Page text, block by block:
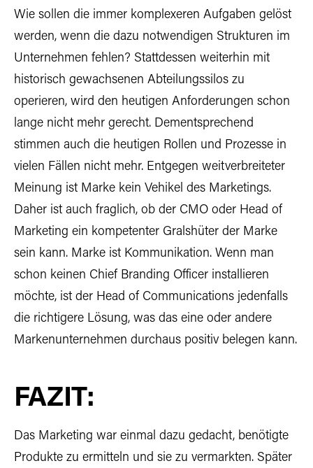
Wie sollen die immer komplexeren Aufgaben gelöst
werden, wenn die dazu notwendigen Strukturen im
Unternehmen fehlen? Stattdessen weiterhin mit
historisch gewachsenen Abteilungssilos zu
operieren, wird den heutigen Anforderungen schon
lange nicht mehr gerecht. Dementsprechend
stimmen auch die heutigen Rollen und Prozesse in
vielen Fällen nicht mehr. Entgegen weitverbreiteter
Meinung ist Marke kein Vehikel des Marketings.
Daher ist auch fraglich, ob der CMO oder Head of
Marketing ein kompetenter Gralshüter der Marke
sein kann. Marke ist Kommunikation. Wenn man
schon keinen Chief Branding Officer installieren
möchte, ist der Head of Communications jedenfalls
die richtigere Lösung, was das eine oder andere
Markenunternehmen durchaus positiv belegen kann.
FAZIT:
Das Marketing war einmal dazu gedacht, benötigte
Produkte zu ermitteln und sie zu vermarkten. Später